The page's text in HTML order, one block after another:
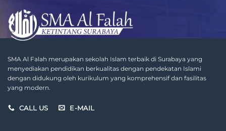
SMA Al Falah merupakan sekolah Islam terbaik di Surabaya yang
menyediakan pendidikan berkualitas dengan pendekatan Islami
dengan didukung oleh kurikulum yang komprehensif dan fasilitas
yang modern.
CALL US E-MAIL